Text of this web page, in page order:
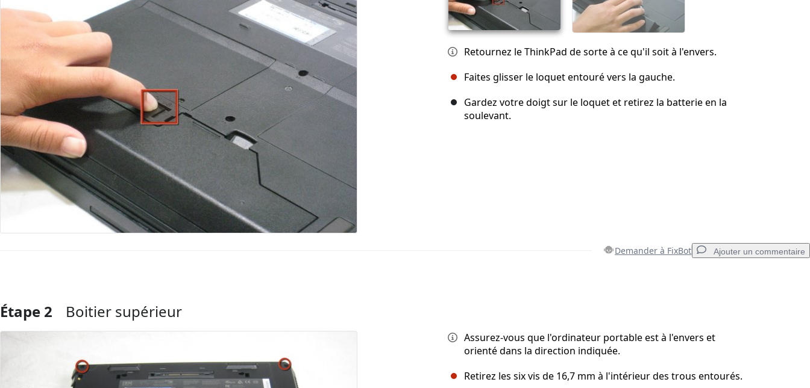
Retournez le ThinkPad de sorte à ce qu'il soit à l'envers.
Faites glisser le loquet entouré vers la gauche.
Gardez votre doigt sur le loquet et retirez la batterie en la
soulevant.
Demander à FixBot Ajouter un commentaire
Ajouter un commentaire
Étape 2 Boitier supérieur
Assurez-vous que l'ordinateur portable est à l'envers et
orienté dans la direction indiquée.
Retirez les six vis de 16,7 mm à l'intérieur des trous entourés.